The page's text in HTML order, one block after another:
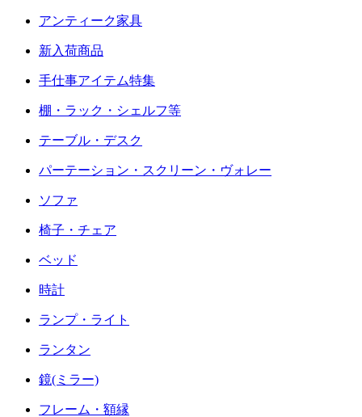
アンティーク家具
新入荷商品
手仕事アイテム特集
棚・ラック・シェルフ等
テーブル・デスク
パーテーション・スクリーン・ヴォレー
ソファ
椅子・チェア
ベッド
時計
ランプ・ライト
ランタン
鏡(ミラー)
フレーム・額縁